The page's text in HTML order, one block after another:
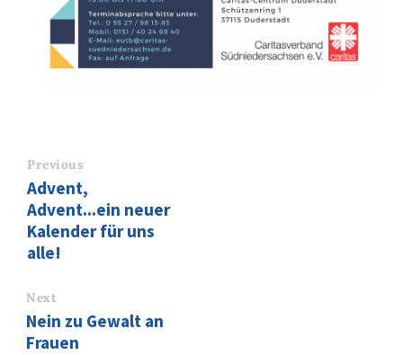
Previous
Advent,
Advent...ein neuer
Kalender für uns
alle!
Next
Nein zu Gewalt an
Frauen